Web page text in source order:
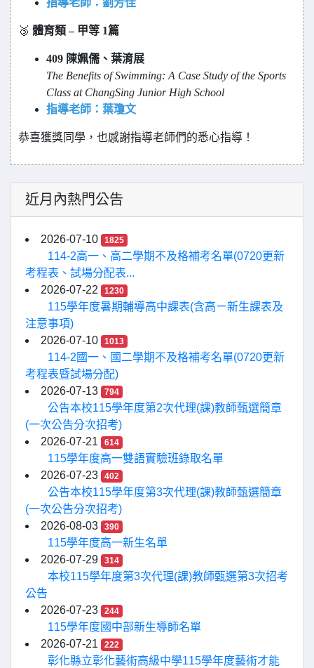
指導老師：劉芳佳
🥉 體育類 – 甲等 1篇
409 陳姵儒、葉淯展
The Benefits of Swimming: A Case Study of the Sports
Class at ChangSing Junior High School
指導老師：葉瓊文
恭喜獲獎同學，也感謝指導老師們的悉心指導！
近月內熱門公告
2026-07-10 1825
114-2高一、高二學期不及格補考名單(0720更新
考程表、試場分配表...
2026-07-22
1230
115學年度暑期輔導高中課表(含高ㄧ新生課表及
注意事項)
2026-07-10
1013
114-2國一、國二學期不及格補考名單(0720更新
考程表暨試場分配)
2026-07-13
794
公告本校115學年度第2次代理(課)教師甄選簡章
(一次公告分次招考)
2026-07-21
614
115學年度高一雙語實驗班錄取名單
2026-07-23
402
公告本校115學年度第3次代理(課)教師甄選簡章
(一次公告分次招考)
2026-08-03
390
115學年度高一新生名單
2026-07-29
314
本校115學年度第3次代理(課)教師甄選第3次招考
公告
2026-07-23
244
115學年度國中部新生導師名單
2026-07-21
222
彰化縣立彰化藝術高級中學115學年度藝術才能